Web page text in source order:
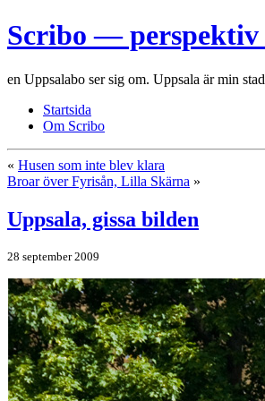
Scribo —
en Uppsalabo ser sig om. Uppsala är min stad
Startsida
Om Scribo
« Husen som inte blev klara
Broar över Fyrisån, Lilla Skärna »
Uppsala, gissa bilden
28 september 2009